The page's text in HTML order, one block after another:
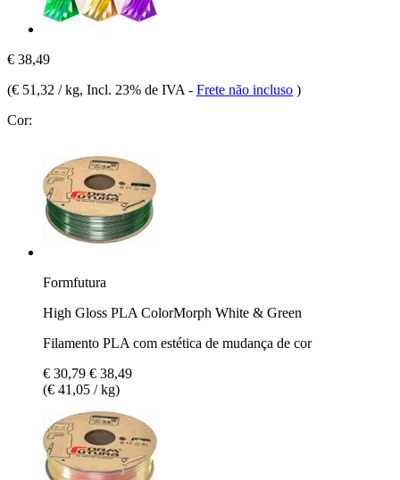
€ 38,49
(€ 51,32 / kg, Incl. 23% de IVA - Frete não incluso )
Cor:
Formfutura
High Gloss PLA ColorMorph White & Green
Filamento PLA com estética de mudança de cor
€ 30,79 € 38,49
(€ 41,05 / kg)